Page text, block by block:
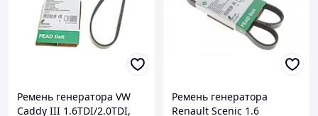
Ремень генератора VW
Caddy III 1.6TDI/2.0TDI,
Ремень генератора
Renault Scenic 1.6